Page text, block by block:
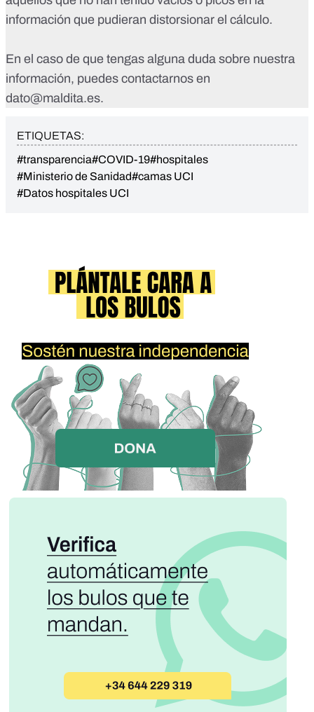
información que pudieran distorsionar el cálculo.
En el caso de que tengas alguna duda sobre nuestra
información, puedes contactarnos en
dato@maldita.es.
ETIQUETAS:
#transparencia#COVID-19#hospitales
#Ministerio de Sanidad#camas UCI
#Datos hospitales UCI